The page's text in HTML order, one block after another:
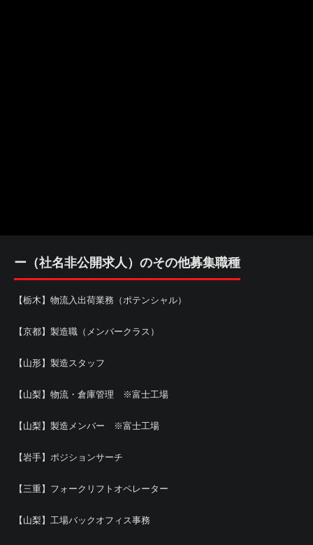
ー（社名非公開求人）のその他募集職種
【栃木】物流入出荷業務（ポテンシャル）
【京都】製造職（メンバークラス）
【山形】製造スタッフ
【山梨】物流・倉庫管理 ※富士工場
【山梨】製造メンバー ※富士工場
【岩手】ポジションサーチ
【三重】フォークリフトオペレーター
【山梨】工場バックオフィス事務